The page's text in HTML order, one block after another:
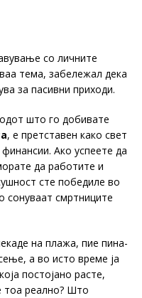
со личните
тема, забележал дека
за пасивни приходи.
што го добивате
, е претставен како свет
Ако успеете да
да работите и
сте победиле во
смртниците
на плажа, пие пина-
а во исто време ја
постојано расте,
тоа реално? Што